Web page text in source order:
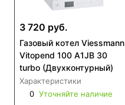
3 720 руб.
Газовый котел Viessmann
Vitopend 100 A1JB 30
turbo (Двухконтурный)
Характеристики
0 Уточняйте наличие